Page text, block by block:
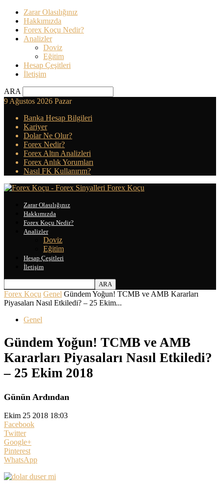
Zarar Olasılığınız
Hakkımızda
Forex Koçu Nedir?
Analizler
Doviz
Eğitim
Hesap Çeşitleri
İletişim
ARA
9 Ağustos 2026 Pazar
Banka Hesap Bilgileri
Kariyer
Dolar Ne Olur?
Forex Nedir?
Forex Altın Analizleri
Forex Anlık Yorumları
Nasıl FK Kullanırım?
Forex Koçu
Zarar Olasılığınız
Hakkımızda
Forex Koçu Nedir?
Analizler
Doviz
Eğitim
Hesap Çeşitleri
İletişim
Forex Koçu Genel Gündem Yoğun! TCMB ve AMB Kararları
Piyasaları Nasıl Etkiledi? – 25 Ekim...
Genel
Gündem Yoğun! TCMB ve AMB
Kararları Piyasaları Nasıl Etkiledi?
– 25 Ekim 2018
Günün Ardından
Ekim 25 2018 18:03
Facebook
Twitter
Google+
Pinterest
WhatsApp